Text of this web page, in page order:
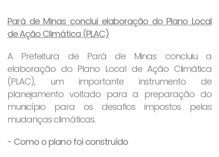
Pará de Minas conclui elaboração do Plano Local
de Ação Climática (PLAC)
A Prefeitura de Pará de Minas concluiu a
elaboração do Plano Local de Ação Climática
(PLAC), um importante instrumento de
planejamento voltado para a preparação do
município para os desafios impostos pelas
mudanças climáticas.
- Como o plano foi construído